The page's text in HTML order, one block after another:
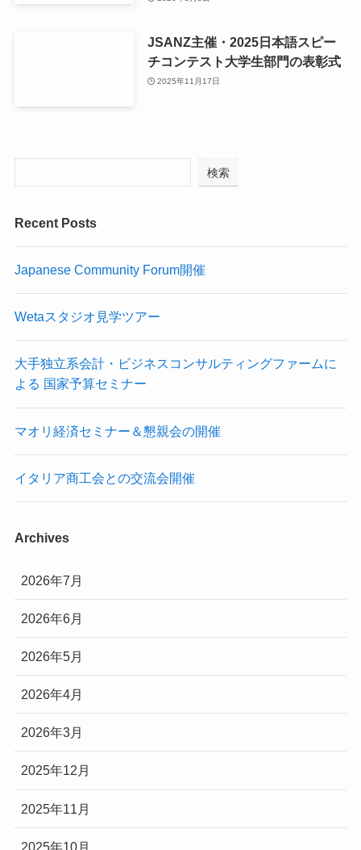
JSANZ主催・2025日本語スピー
チコンテスト大学生部門の表彰式
2025年11月17日
検索
Recent Posts
Japanese Community Forum開催
Wetaスタジオ見学ツアー
大手独立系会計・ビジネスコンサルティングファームに
よる 国家予算セミナー
マオリ経済セミナー＆懇親会の開催
イタリア商工会との交流会開催
Archives
2026年7月
2026年6月
2026年5月
2026年4月
2026年3月
2025年12月
2025年11月
2025年10月